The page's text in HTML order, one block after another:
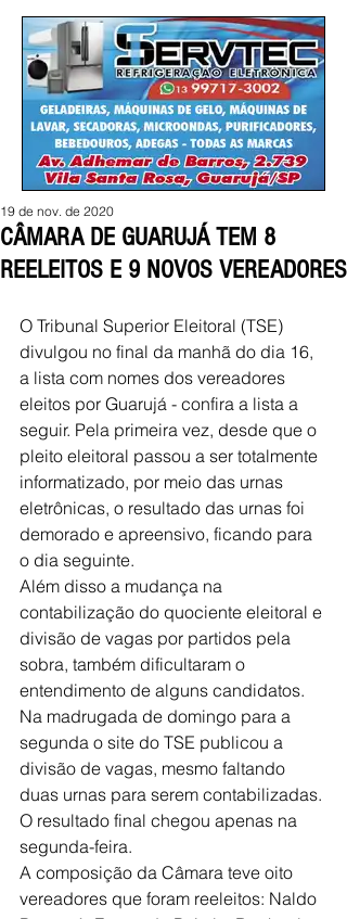
CÂMARA DE GUARUJÁ TEM 8
REELEITOS E 9 NOVOS VEREADORES
19 de nov. de 2020
O Tribunal Superior Eleitoral (TSE)
divulgou no final da manhã do dia 16,
a lista com nomes dos vereadores
eleitos por Guarujá - confira a lista a
seguir. Pela primeira vez, desde que o
pleito eleitoral passou a ser totalmente
informatizado, por meio das urnas
eletrônicas, o resultado das urnas foi
demorado e apreensivo, ficando para
o dia seguinte.
Além disso a mudança na
contabilização do quociente eleitoral e
divisão de vagas por partidos pela
sobra, também dificultaram o
entendimento de alguns candidatos.
Na madrugada de domingo para a
segunda o site do TSE publicou a
divisão de vagas, mesmo faltando
duas urnas para serem contabilizadas.
O resultado final chegou apenas na
segunda-feira.
A composição da Câmara teve oito
vereadores que foram reeleitos: Naldo